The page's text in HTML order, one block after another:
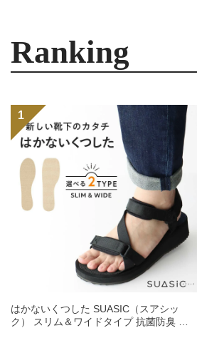
Ranking
はかないくつした SUASIC（スアシッ
ク） スリム＆ワイドタイプ 抗菌防臭 ソ